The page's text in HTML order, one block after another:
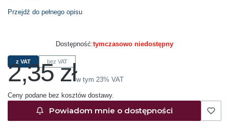
Przejdź do pełnego opisu
Dostępność:tymczasowo niedostępny
z VAT bez VAT
Cena
2,35 złw tym 23% VAT
w tym 23% VAT
Ceny podane bez kosztów dostawy.
Powiadom mnie o dostępności